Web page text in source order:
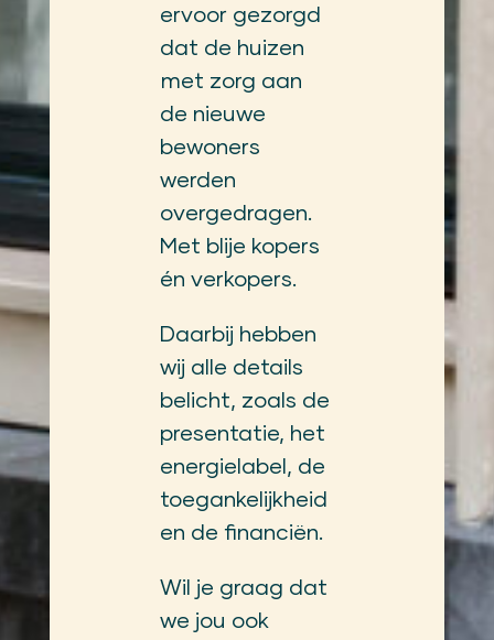
ervoor gezorgd
dat de huizen
met zorg aan
de nieuwe
bewoners
werden
overgedragen.
Met blije kopers
én verkopers.
Daarbij hebben
wij alle details
belicht, zoals de
presentatie, het
energielabel, de
toegankelijkheid
en de financiën.
Wil je graag dat
we jou ook